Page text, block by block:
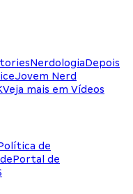
NerdologiaDepois
Jovem Nerd
Veja mais em Vídeos
de
Portal de